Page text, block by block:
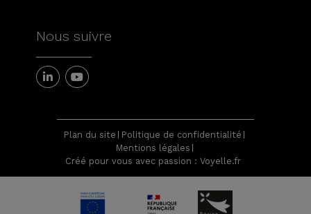
Nous suivre
Plan du site
Politique de confidentialité
Mentions légales
Créé pour vous avec passion : Voyelle.fr